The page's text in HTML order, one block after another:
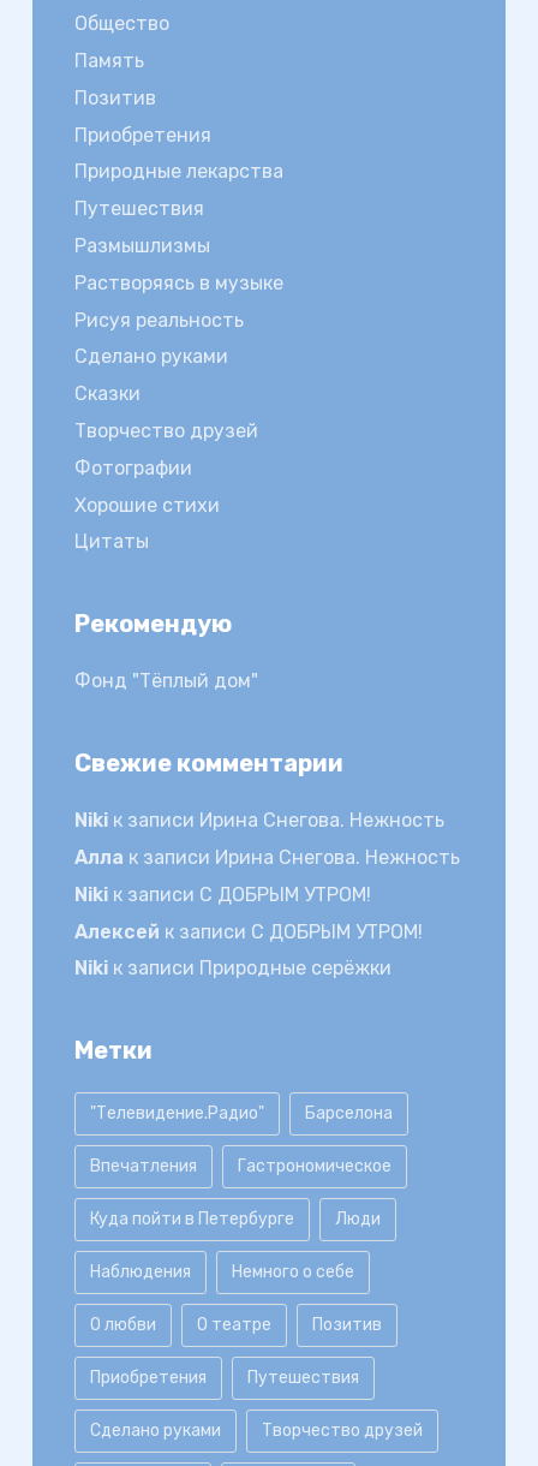
Общество
Память
Позитив
Приобретения
Природные лекарства
Путешествия
Размышлизмы
Растворяясь в музыке
Рисуя реальность
Сделано руками
Сказки
Творчество друзей
Фотографии
Хорошие стихи
Цитаты
Рекомендую
Фонд "Тёплый дом"
Свежие комментарии
Nikiк записи Ирина Снегова. Нежность
Алла к записи Ирина Снегова. Нежность
Nikiк записи С ДОБРЫМ УТРОМ!
Алексей к записи С ДОБРЫМ УТРОМ!
Nikiк записи Природные серёжки
Метки
"Телевидение.Радио" Барселона
Впечатления Гастрономическое
Куда пойти в Петербурге Люди
Наблюдения Немного о себе
О любви О театре Позитив
Приобретения Путешествия
Сделано руками Творчество друзей